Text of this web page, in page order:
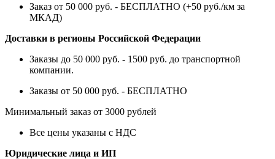
Заказ от 50 000 руб. - БЕСПЛАТНО (+50 руб./км за
МКАД)
Доставки в регионы Российской Федерации
Заказы до 50 000 руб. - 1500 руб. до транспортной
компании.
Заказы от 50 000 руб. - БЕСПЛАТНО
Минимальный заказ от 3000 рублей
Все цены указаны с НДС
Юридические лица и ИП